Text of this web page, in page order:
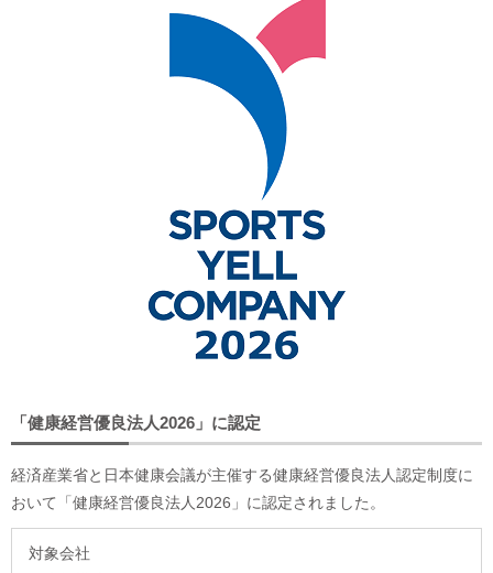
「健康経営優良法人2026」に認定
経済産業省と日本健康会議が主催する健康経営優良法人認定制度に
おいて「健康経営優良法人2026」に認定されました。
対象会社